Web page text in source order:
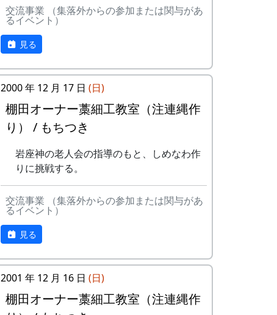
収穫した米を全部お持ち帰りいただけ
ます。(100平方メートルの収穫収量は
玄米で約30キロです。) 清流の里、岩
座神地区のコシヒカリは特においしい
と評判です。
田すき、田ごしらえ、水管理、病害虫
対策(3回程度)、施肥、脱穀、乾燥、籾
すりなどは地元農家で担当します。
実りの時期には、かかしを立てること
多可町の宿泊施設を安く利用できま
す。
多可町の特産品がもらえます(1万円相
当)。
地元の新鮮な野菜を購入できます。
田植え、稲刈り時のイベントに参加で
きます。
村の秋祭りに参加して、御神酒を飲
み、「ひきやま」を引くことができま
す。
平成27年度棚田オーナー (2015-04-12
11:26:16)
岩座神棚田オーナーの特典
薬栽培の米づくりを体験できます。
収穫した米を全部お持ち帰りいただけ
ます。(100平方メートルの収穫収量は
玄米で約30キロです。) 清流の里、岩
と評判です。
田すき、田ごしらえ、水管理、病害虫
対策(3回程度)、施肥、脱穀、乾燥、籾
すりなどは地元農家で担当します。
第18期棚田オーナー対面式 (2014-04-13
12:03:51)
岩座神棚田オーナーの特典
一から十までプロの指導を受け、減農
薬栽培の米づくりを体験できます。
収穫した米を全部お持ち帰りいただけ
ます。(100平方メートルの収穫収量は
玄米で約30キロです。) 清流の里、岩
座神地区のコシヒカリは特においしい
と評判です。
田すき、田ごしらえ、水管理、病害虫
対策(3回程度)、施肥、脱穀、乾燥、籾
すりなどは地元農家で担当します。
実りの時期には、かかしを立てること
交流事業 （集落外からの参加または関与があ
るイベント）
見る
2000 年 12 月 17 日 (日)
棚田オーナー藁細工教室（注連縄作
り） / もちつき
岩座神の老人会の指導のもと、しめなわ作
りに挑戦する。
交流事業 （集落外からの参加または関与があ
るイベント）
見る
2001 年 12 月 16 日 (日)
棚田オーナー藁細工教室（注連縄作